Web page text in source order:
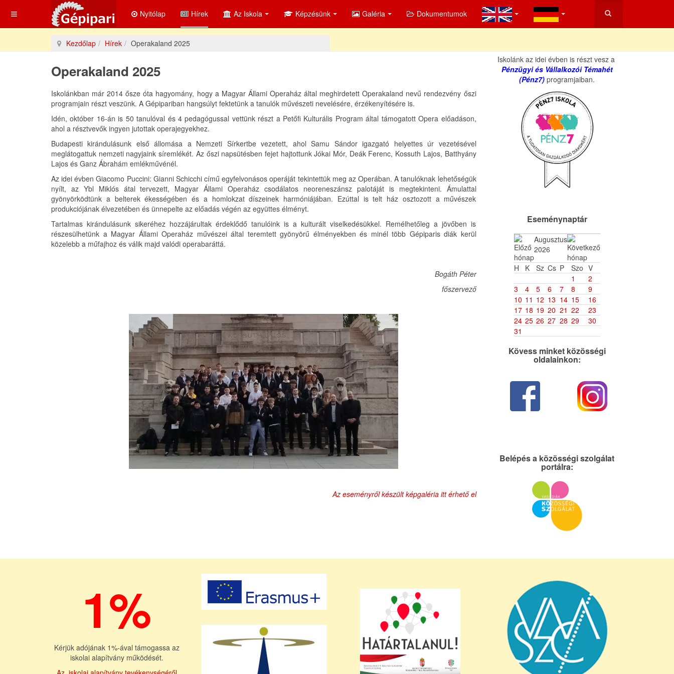
Nyitólap Hírek Az Iskola Képzésünk Galéria Dokumentumok
Kezdőlap Hírek Operakaland 2025
Operakaland 2025
Iskolánkban már 2014 ősze óta hagyomány, hogy a Magyar Állami Operaház által meghirdetett Operakaland nevű rendezvény őszi
programjain részt veszünk. A Gépipariban hangsúlyt fektetünk a tanulók művészeti nevelésére, érzékenyítésére is.
Idén, október 16-án is 50 tanulóval és 4 pedagógussal vettünk részt a Petőfi Kulturális Program által támogatott Opera előadáson,
ahol a résztvevők ingyen jutottak operajegyekhez.
Budapesti kirándulásunk első állomása a Nemzeti Sírkertbe vezetett, ahol Samu Sándor igazgató helyettes úr vezetésével
meglátogattuk nemzeti nagyjaink síremlékét. Az őszi napsütésben fejet hajtottunk Jókai Mór, Deák Ferenc, Kossuth Lajos, Batthyány
Lajos és Ganz Ábrahám emlékművénél.
Az idei évben Giacomo Puccini: Gianni Schicchi című egyfelvonásos operáját tekintettük meg az Operában. A tanulóknak lehetőségük
nyílt, az Ybl Miklós átal tervezett, Magyar Állami Operaház csodálatos neoreneszánsz palotáját is megtekinteni. Ámulattal
gyönyörködtünk a belterek ékességében és a homlokzat díszeinek harmóniájában. Ezúttal is telt ház osztozott a művészek
produkciójának élvezetében és ünnepelte az előadás végén az együttes élményt.
Tartalmas kirándulásunk sikeréhez hozzájárultak érdeklődő tanulóink is a kulturált viselkedésükkel. Remélhetőleg a jövőben is
részesülhetünk a Magyar Állami Operaház művészei által teremtett gyönyörű élményekben és minél több Gépiparis diák kerül
közelebb a műfajhoz és válik majd valódi operabaráttá.
Bogáth Péter
főszervező
Az eseményről készült képgaléria itt érhető el
Iskolánk az idei évben is részt vesz a
Pénzügyi és Vállalkozói Témahét
(Pénz7) programjaiban.
Eseménynaptár
Augusztus
2026
H
K Sz Cs P Szo V
1
2
3
4 5 6 7 8
9
10 11 12 13 14 15
16
17 18 19 20 21 22
23
24 25 26 27 28 29
30
31
Kövess minket közösségi
oldalainkon:
Belépés a közösségi szolgálat
portálra:
1%
Kérjük adójának 1%-ával támogassa az
iskolai alapítvány működését.